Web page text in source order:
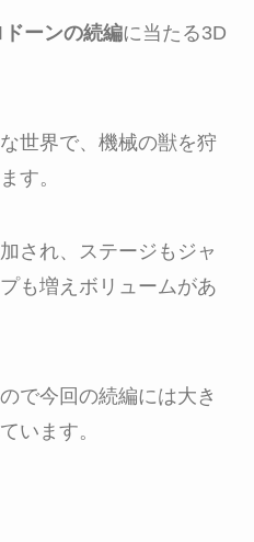
ーンの続編に当たる3D
世界で、機械の獣を狩
す。
され、ステージもジャ
も増えボリュームがあ
で今回の続編には大き
います。